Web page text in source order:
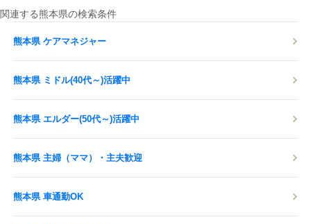
関連する熊本県の検索条件
熊本県 ケアマネジャー
熊本県 ミドル(40代～)活躍中
熊本県 エルダー(50代～)活躍中
熊本県 主婦（ママ）・主夫歓迎
熊本県 車通勤OK